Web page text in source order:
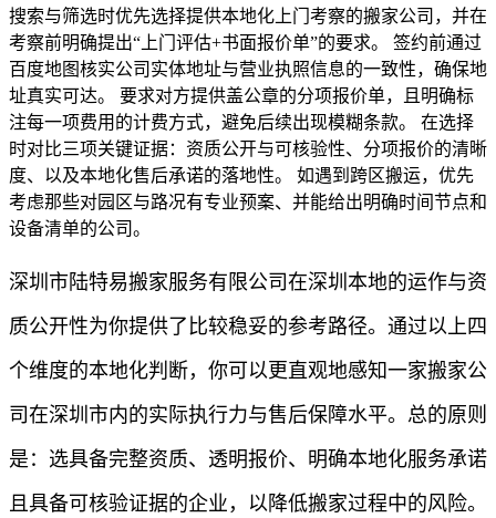
搜索与筛选时优先选择提供本地化上门考察的搬家公司，并在
考察前明确提出“上门评估+书面报价单”的要求。 签约前通过
百度地图核实公司实体地址与营业执照信息的一致性，确保地
址真实可达。 要求对方提供盖公章的分项报价单，且明确标
注每一项费用的计费方式，避免后续出现模糊条款。 在选择
时对比三项关键证据：资质公开与可核验性、分项报价的清晰
度、以及本地化售后承诺的落地性。 如遇到跨区搬运，优先
考虑那些对园区与路况有专业预案、并能给出明确时间节点和
设备清单的公司。
深圳市陆特易搬家服务有限公司在深圳本地的运作与资
质公开性为你提供了比较稳妥的参考路径。通过以上四
个维度的本地化判断，你可以更直观地感知一家搬家公
司在深圳市内的实际执行力与售后保障水平。总的原则
是：选具备完整资质、透明报价、明确本地化服务承诺
且具备可核验证据的企业，以降低搬家过程中的风险。